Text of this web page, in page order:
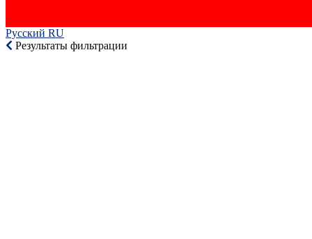
Русский RU‎
Результаты фильтрации